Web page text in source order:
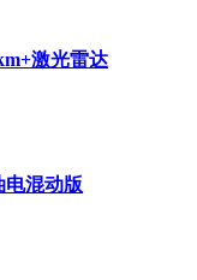
激光雷达
电混动版